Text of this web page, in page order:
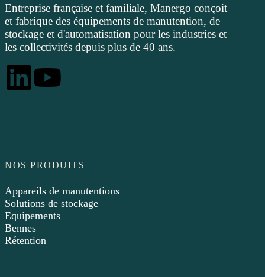
Entreprise française et familiale, Manergo conçoit
et fabrique des équipements de manutention, de
stockage et d'automatisation pour les industries et
les collectivités depuis plus de 40 ans.
NOS PRODUITS
Appareils de manutentions
Solutions de stockage
Equipements
Bennes
Rétention